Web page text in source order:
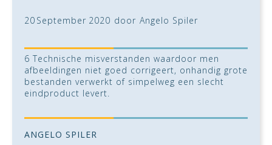
20 September 2020 door Angelo Spiler
6 Technische misverstanden waardoor men
afbeeldingen niet goed corrigeert, onhandig grote
bestanden verwerkt of simpelweg een slecht
eindproduct levert.
ANGELO SPILER